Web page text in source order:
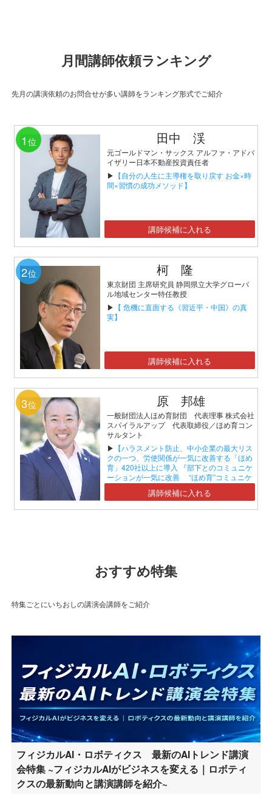
月間講師依頼ランキング
先月の講演依頼のお問合せが多い講師をランキング形式でご紹介
1 位 田中 渓
元ゴールドマン・サックス アルファ・アドバ
イザリー日本不動産投資責任者
▶ 【自分の人生に主導権を取り戻す お金×時
間×習慣の成功メソッド】
講師候補に入れる
2位 柯 隆
東京財団 主席研究員 静岡県立大学グローバ
ル地域センター特任教授
▶ 【 危機に直面する《習近平・中国》の真
実】
講師候補に入れる
3位 原 邦雄
一般財団法人ほめ育財団 代表理事 株式会社
スパイラルアップ 代表取締役／ほめ育コン
サルタント
▶ 【ハラスメント防止、中小企業の最大リス
クの一つ、労使関係が一気に改善する「ほめ
育」420社以上に導入 『部下とのコミュニケ
ーションが一気に改善 “ほめ育”コミュニケ
ーションセミナー』】講師候補に入れる
おすすめ特集
特集ごとにいちおしの講演会講師をご紹介
フィジカルAI・ロボティクス 最新のAIトレンド講演
会特集 ~フィジカルAIがビジネスを変える｜ロボティ
クスの最新動向と講演講師を紹介~